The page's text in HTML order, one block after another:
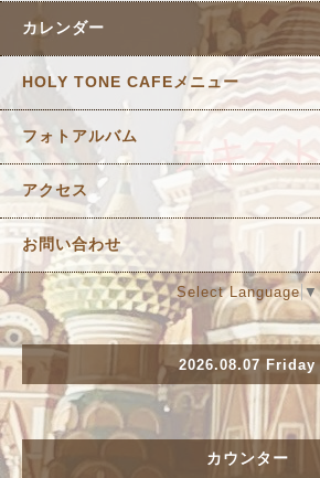
カレンダー
HOLY TONE CAFEメニュー
フォトアルバム
アクセス
お問い合わせ
Select Language ▼
2026.08.07 Friday
カウンター